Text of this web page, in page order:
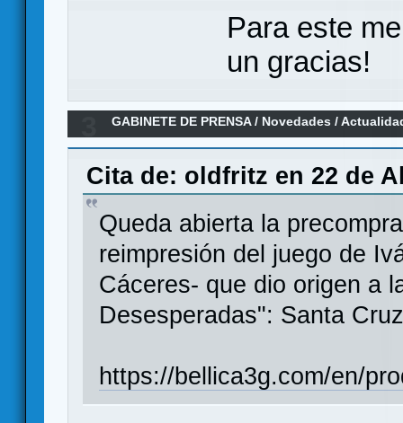
Para este
un gracias!
GABINETE DE PRENSA/ Novedades /
Cita de: oldfritz en 22 de
Queda abierta la
reimpresión del juego de
Cáceres- que dio origen a
Desesperadas": Santa
https://bellica3g.com/en/